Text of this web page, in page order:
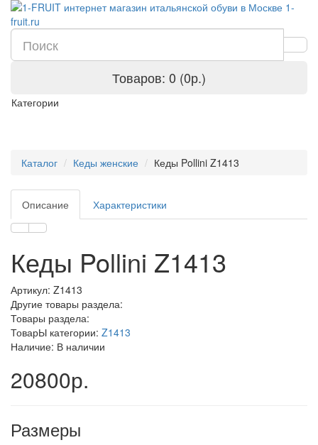
Товаров: 0 (0р.)
Категории
Каталог Кеды женские Кеды Pollini Z1413
Описание Характеристики
Кеды Pollini Z1413
Артикул: Z1413
Другие товары раздела:
Товары раздела:
ТоварЫ категории: Z1413
Наличие: В наличии
20800р.
Размеры